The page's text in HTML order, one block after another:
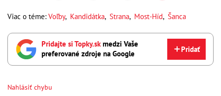
Viac o téme: Voľby, Kandidátka, Strana, Most-Híd, Šanca
Pridajte si Topky.skmedzi Vaše
preferované zdroje na Google
Pridať
Nahlásiť chybu